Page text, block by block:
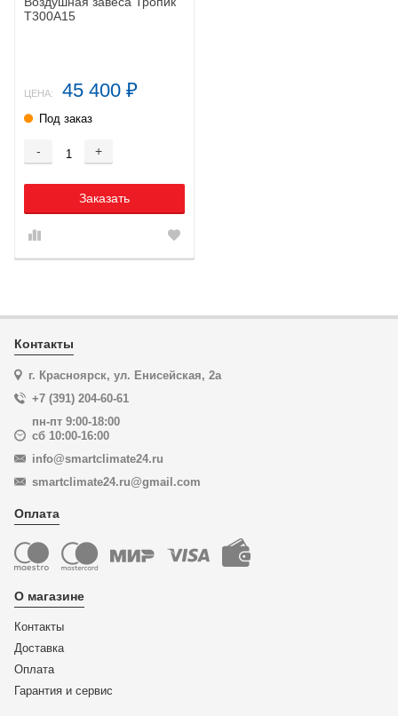
Т300А15
ЦЕНА: 45 400 ₽
Под заказ
- +
Заказать
Контакты
г. Красноярск, ул. Енисейская, 2а
+7 (391) 204-60-61
пн-пт 9:00-18:00
сб 10:00-16:00
info@smartclimate24.ru
smartclimate24.ru@gmail.com
Оплата
О магазине
Контакты
Доставка
Оплата
Гарантия и сервис